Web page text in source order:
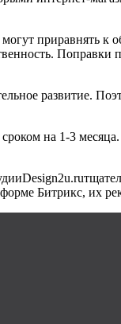
приравнять
развитие.
на 1-3
Design2u.ru
Битрикс, их